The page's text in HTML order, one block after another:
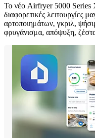
Το νέο Airfryer 5000 Series
διαφορετικές λειτουργίες
αρτοποιημάτων, γκριλ,
φρυγάνισμα, απόψυξη,